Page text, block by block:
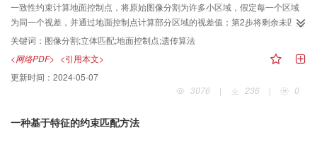
一致性约束计算地面控制点，将原始图像分割为许多小区域，假定每一个区域
为同一个视差，并通过地面控制点计算部分区域的视差值；第2步将剩余未匹配
的区域编码为一条染色体，用遗传算法进行优化，得到最终的稠密视差图。选
用了一些标准图像对进行测试，实验结果表明，该算法具有很好的性能。
关键词： 图像分割;立体匹配;地面控制点;遗传算法
<网络PDF> <引用本文>
更新时间： 2024-05-07
3076
| 236 | 0
一种基于特征的约束匹配方法